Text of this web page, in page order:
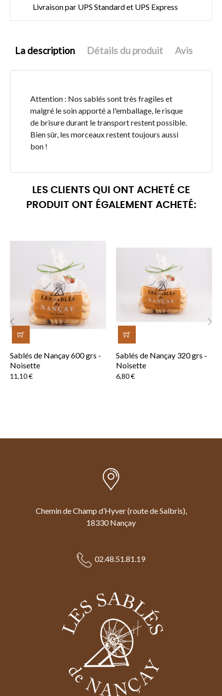
Livraison par UPS Standard et UPS Express
La description Détails du produit Avis
Attention : Nos sablés sont très fragiles et
malgré le soin apporté a l'emballage, le risque
de brisure durant le transport restent possible.
Bien sûr, les morceaux restent toujours aussi
bon !
LES CLIENTS QUI ONT ACHETÉ CE
PRODUIT ONT ÉGALEMENT ACHETÉ:
Sablés de Nançay 600 grs -
Noisette
Prix
11,10 €
Sablés de Nançay 320 grs -
Noisette
Prix
6,80 €
‹
Chemin de Champ d’Hyver (route de Salbris),
18330 Nançay
02.48.51.81.19